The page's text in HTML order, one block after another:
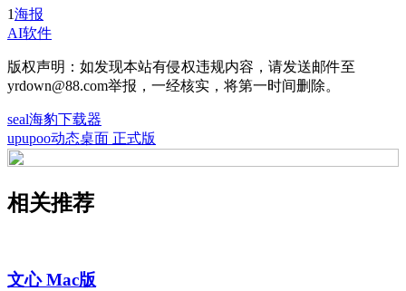
1海报
AI软件
版权声明：如发现本站有侵权违规内容，请发送邮件至
yrdown@88.com举报，一经核实，将第一时间删除。
seal海豹下载器
upupoo动态桌面 正式版
相关推荐
文心 Mac版